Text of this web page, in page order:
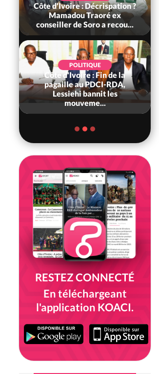
Côte d'Ivoire : Décrispation ?
Mamadou Traoré ex
conseiller de Soro a recou...
POLITIQUE
Côte d'Ivoire : Fin de la
pagaille au PDCI-RDA,
Lessiehi bannit les
mouveme...
RESTEZ CONNECTÉ
En téléchargeant
l'application KOACI.